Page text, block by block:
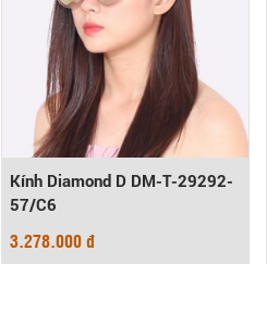
Kính Diamond D DM-T-29292-
57/C6
3.278.000 đ